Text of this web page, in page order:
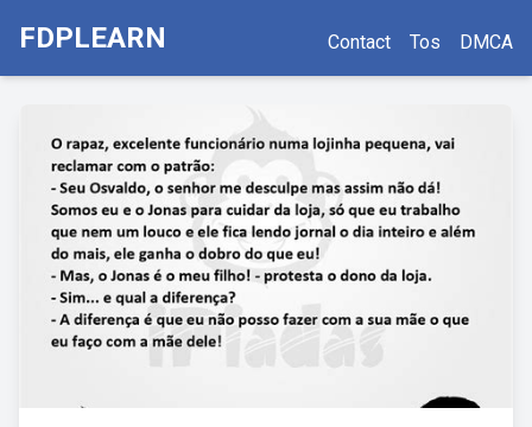
FDPLEARN Contact Tos DMCA